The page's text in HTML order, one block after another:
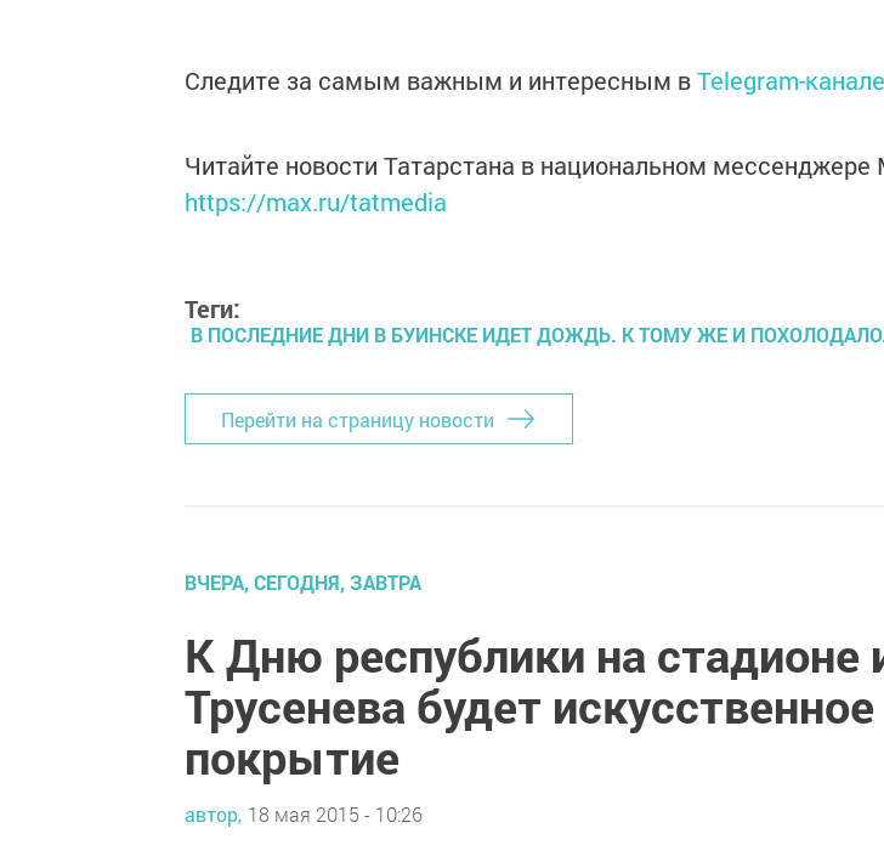
Следите за самым важным и интересным вTelegram-канале
Читайте новости Татарстана в национальном мессенджере
https://max.ru/tatmedia
Теги:
В ПОСЛЕДНИЕ ДНИ В БУИНСКЕ ИДЕТ ДОЖДЬ. К ТОМУ ЖЕ И
Перейти на страницу новости
ВЧЕРА, СЕГОДНЯ, ЗАВТРА
К Дню республики на стадионе
Трусенева будет искусственное
покрытие
автор, 18 мая 2015 - 10:26